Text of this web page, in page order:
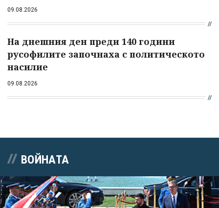
09.08.2026
На днешния ден преди 140 години
русофилите започнаха с политическото
насилие
09.08.2026
ВОЙНАТА